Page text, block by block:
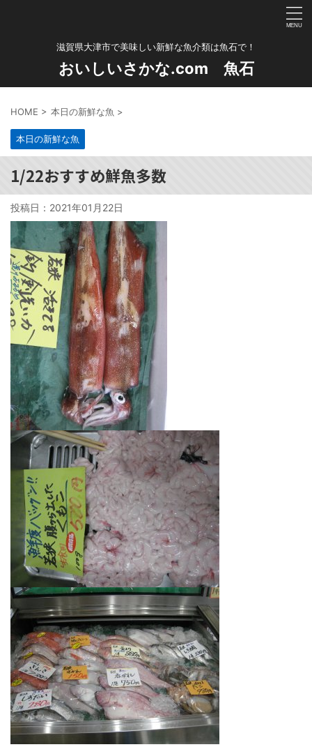
滋賀県大津市で美味しい新鮮な魚介類は魚石で！
おいしいさかな.com 魚石
HOME > 本日の新鮮な魚 >
本日の新鮮な魚
1/22おすすめ鮮魚多数
投稿日： 2021年01月22日